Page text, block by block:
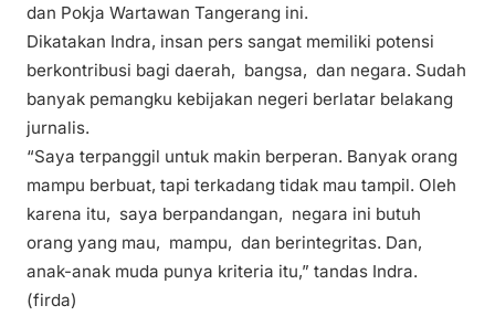
dan Pokja Wartawan Tangerang ini.
Dikatakan Indra, insan pers sangat memiliki potensi
berkontribusi bagi daerah, bangsa, dan negara. Sudah
banyak pemangku kebijakan negeri berlatar belakang
jurnalis.
“Saya terpanggil untuk makin berperan. Banyak orang
mampu berbuat, tapi terkadang tidak mau tampil. Oleh
karena itu, saya berpandangan, negara ini butuh
orang yang mau, mampu, dan berintegritas. Dan,
anak-anak muda punya kriteria itu,” tandas Indra.
(firda)